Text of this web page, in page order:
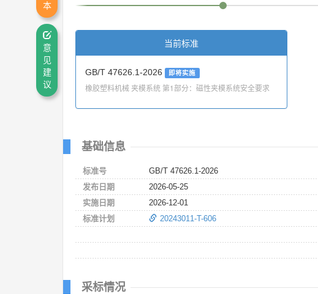
当前标准
GB/T 47626.1-2026 即将实施
橡胶塑料机械 夹模系统 第1部分：磁性夹模系统安全要求
基础信息
标准号
GB/T 47626.1-2026
发布日期
2026-05-25
实施日期
2026-12-01
标准计划
20243011-T-606
采标情况
本
意
见
建
议